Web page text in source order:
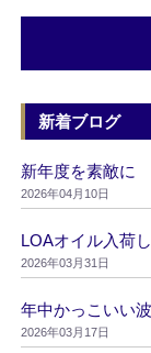
新着ブログ
新年度を素敵に
2026年04月10日
LOAオイル入荷
2026年03月31日
年中かっこいい
2026年03月17日